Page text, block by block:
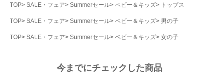
TOP SALE・フェア Summerセール ベビー＆キッズ トップス
TOP SALE・フェア Summerセール ベビー＆キッズ 男の子
TOP SALE・フェア Summerセール ベビー＆キッズ 女の子
今までにチェックした商品